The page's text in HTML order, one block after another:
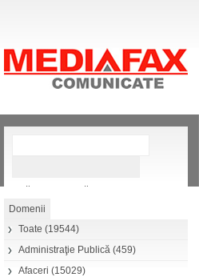
Căutare avansată
Toate (19544)
Administraţie Publică (459)
Afaceri (15029)